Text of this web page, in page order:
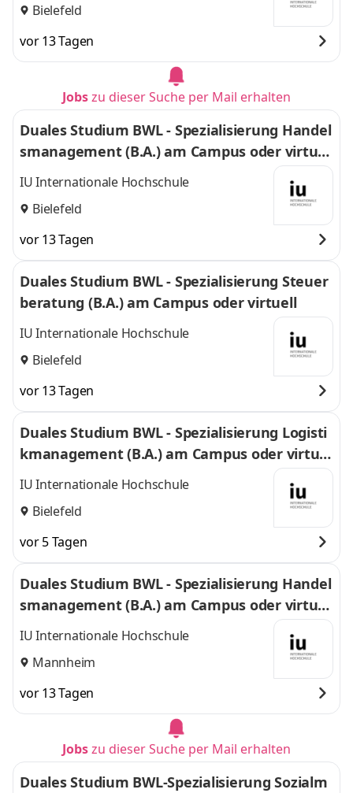
Bielefeld
vor 13 Tagen
Jobszu dieser Suche per Mail erhalten
Duales Studium BWL - Spezialisierung Handel
smanagement (B.A.) am Campus oder virtuel
l
IU Internationale Hochschule
Bielefeld
vor 13 Tagen
Duales Studium BWL - Spezialisierung Steuer
beratung (B.A.) am Campus oder virtuell
IU Internationale Hochschule
Bielefeld
vor 13 Tagen
Duales Studium BWL - Spezialisierung Logisti
kmanagement (B.A.) am Campus oder virtuel
l
IU Internationale Hochschule
Bielefeld
vor 5 Tagen
Duales Studium BWL - Spezialisierung Handel
smanagement (B.A.) am Campus oder virtuel
l
IU Internationale Hochschule
Mannheim
vor 13 Tagen
Jobszu dieser Suche per Mail erhalten
Duales Studium BWL-Spezialisierung Sozialm